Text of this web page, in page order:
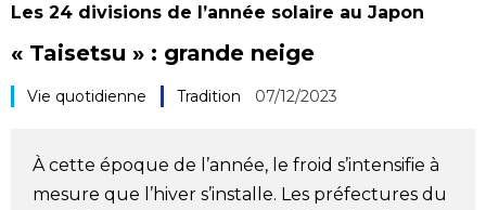
Société
Culture
Les 24 divisions de l’année solaire au Japon
« Taisetsu » : grande neige
Vie quotidienne Tradition 07/12/2023
À cette époque de l’année, le froid s’intensifie à
mesure que l’hiver s’installe. Les préfectures du